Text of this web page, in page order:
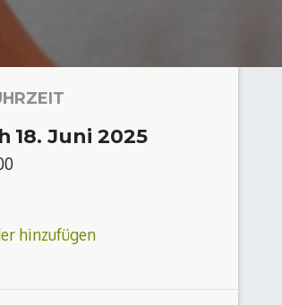
18. Juni 2025
hinzufügen